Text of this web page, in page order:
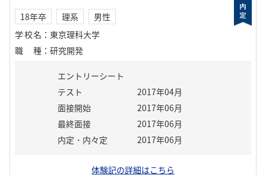
18年卒 理系
男性
学校名 ： 東京理科大学
職種 ： 研究開発
エントリーシート
テスト
2017年04月
面接開始
2017年06月
最終面接
2017年06月
内定・内々定
2017年06月
体験記の詳細はこちら